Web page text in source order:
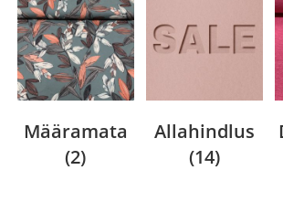
Määramata
(2)
Allahindlus
(14)